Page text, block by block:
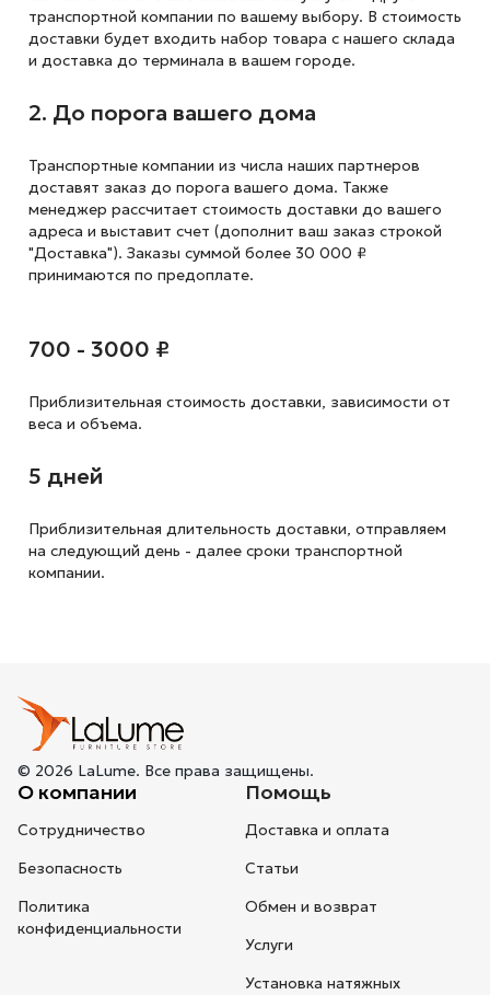
транспортной компании по вашему выбору. В стоимость
доставки будет входить набор товара с нашего склада
и доставка до терминала в вашем городе.
2. До порога вашего дома
Транспортные компании из числа наших партнеров
доставят заказ до порога вашего дома. Также
менеджер рассчитает стоимость доставки до вашего
адреса и выставит счет (дополнит ваш заказ строкой
"Доставка"). Заказы суммой более 30 000 ₽
принимаются по предоплате.
700 - 3000 ₽
Приблизительная стоимость доставки, зависимости от
веса и объема.
5 дней
Приблизительная длительность доставки, отправляем
на следующий день - далее сроки транспортной
компании.
© 2026 LaLume. Все права защищены.
О компании
Сотрудничество
Безопасность
Политика
конфиденциальности
Помощь
Доставка и оплата
Статьи
Обмен и возврат
Услуги
Установка натяжных